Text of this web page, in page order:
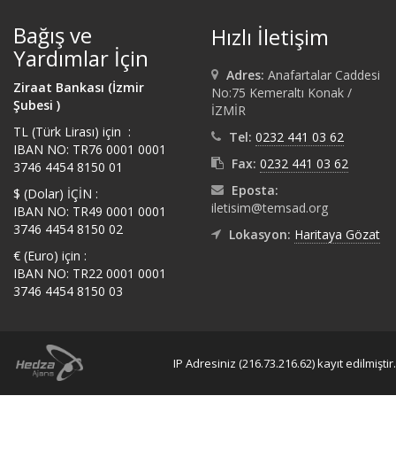
Bağış ve
Yardımlar İçin
Ziraat Bankası (İzmir
Şubesi )
TL (Türk Lirası) için :
IBAN NO: TR76 0001 0001
3746 4454 8150 01
$ (Dolar) İÇİN :
IBAN NO: TR49 0001 0001
3746 4454 8150 02
€ (Euro) için :
IBAN NO: TR22 0001 0001
3746 4454 8150 03
Hızlı İletişim
Adres: Anafartalar Caddesi
No:75 Kemeraltı Konak /
İZMİR
Tel: 0232 441 03 62
Fax: 0232 441 03 62
Eposta:
iletisim@temsad.org
Lokasyon: Haritaya Gözat
IP Adresiniz (216.73.216.62) kayıt edilmiştir.